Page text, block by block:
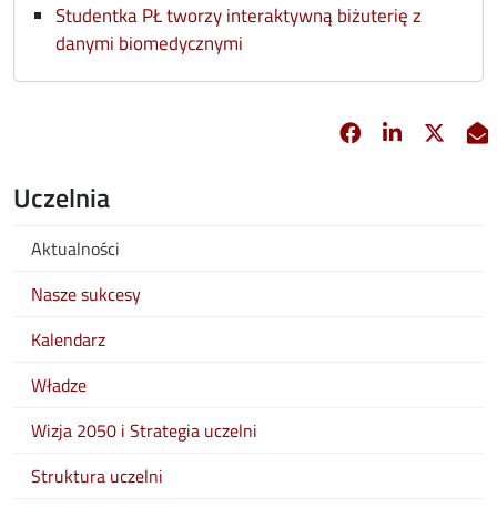
Studentka PŁ tworzy interaktywną biżuterię z
danymi biomedycznymi
Facebook
opens in new
Linkedin
opens in
X
Uczelnia
Aktualności
Nasze sukcesy
Kalendarz
Władze
Wizja 2050 i Strategia uczelni
Struktura uczelni